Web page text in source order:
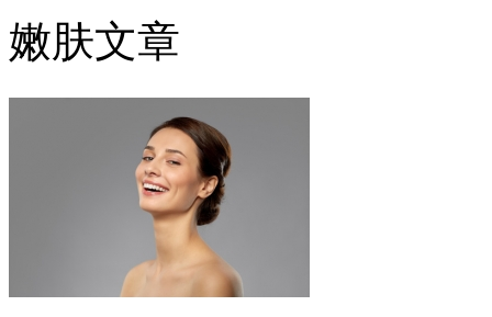
嫩肤文章